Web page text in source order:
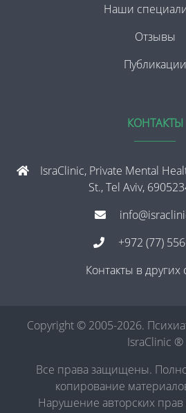
Наши
Отзывы
Публикации
КОНТАКТЫ
IsraClinic, Private Mental
St., Tel Aviv,
+972 (77)
Контакты в других
Copyright © 2005-2026.
IsraClinic ®
Все права защищены.
копирование
Нарушение авторских прав